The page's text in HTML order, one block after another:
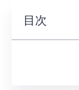
目次